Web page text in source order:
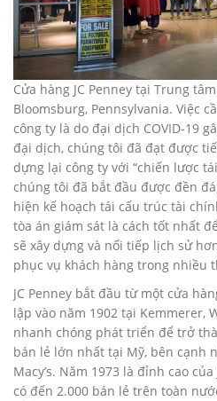
Cửa hàng JC Penney tại Trung
Bloomsburg, Pennsylvania. Việc
công ty là do đại dịch COVID-19
đại dịch, chúng tôi đã đạt được
dựng lại công ty với “chiến lược
chúng tôi đã bắt đầu được đền
hiện kế hoạch tái cấu trúc tài
tòa án giám sát là cách tốt nhất
sẽ xây dựng và nối tiếp lịch sử
phục vụ khách hàng trong nhiều
JC Penney bắt đầu từ một cửa
lập vào năm 1902 tại Kemmerer,
nhanh chóng phát triển để trở
bán lẻ lớn nhất tại Mỹ, bên cạnh
Macy’s. Năm 1973 là đỉnh cao
có đến 2.000 bán lẻ trên toàn